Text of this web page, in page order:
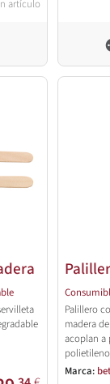
artículo
Palillero
madera
acoplan a
mejor
Marca: